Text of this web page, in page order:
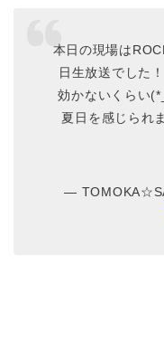
本日の現場は
日生放送でした
効かないくらい
夏日を感じられ
—